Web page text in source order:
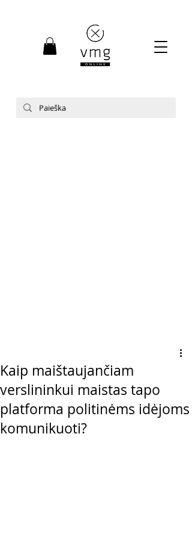
Kaip maištaujančiam
verslininkui maistas tapo
platforma politinėms idėjoms
komunikuoti?